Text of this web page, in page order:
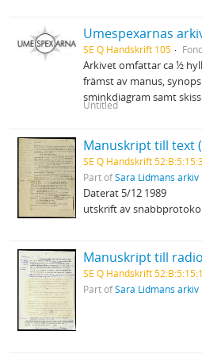
Umespexarnas
SE Q Handskrift 105
Arkivet omfattar ca ½
främst av manus,
sminkdiagram samt
Untitled
SE Q Handskrift
Part ofSara Lidmans arkiv
Daterat 5/12 1989
utskrift av
SE Q Handskrift
Part ofSara Lidmans arkiv